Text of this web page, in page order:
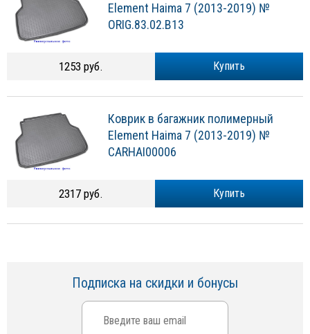
Element Haima 7 (2013-2019) №
ORIG.83.02.B13
Купить
1253 руб.
Коврик в багажник полимерный
Element Haima 7 (2013-2019) №
CARHAI00006
Купить
2317 руб.
Подписка на скидки и бонусы